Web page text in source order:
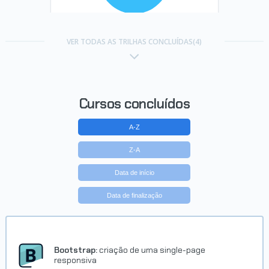
Web Enterprise
VER TODAS AS TRILHAS CONCLUÍDAS(4)
Cursos concluídos
A-Z
Z-A
Data de início
Data de finalização
Bootstrap: criação de uma single-page
responsiva